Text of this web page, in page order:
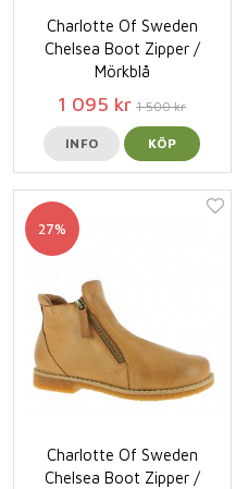
Charlotte Of Sweden
Chelsea Boot Zipper /
Mörkblå
1 095 kr 1 500 kr
INFO KÖP
27%
Charlotte Of Sweden
Chelsea Boot Zipper /